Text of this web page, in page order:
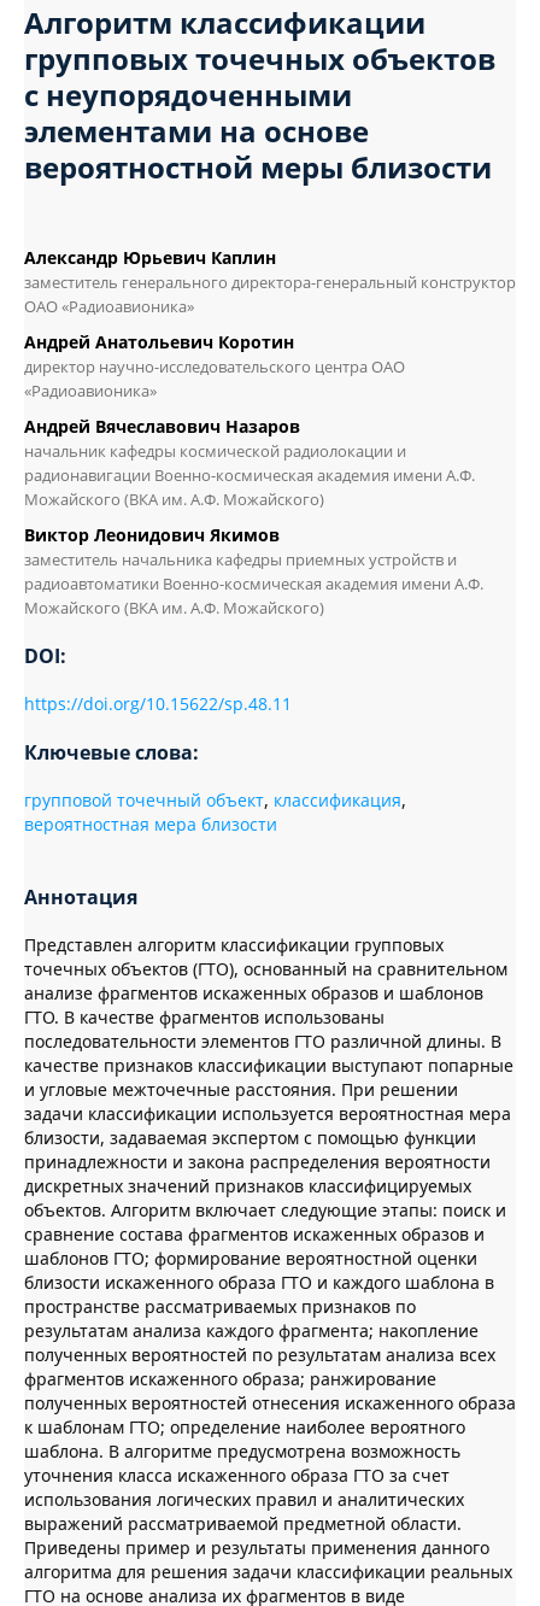
Алгоритм классификации
групповых точечных объектов
с неупорядоченными
элементами на основе
вероятностной меры близости
Александр Юрьевич Каплин
заместитель генерального директора-генеральный конструктор
ОАО «Радиоавионика»
Андрей Анатольевич Коротин
директор научно-исследовательского центра ОАО
«Радиоавионика»
Андрей Вячеславович Назаров
начальник кафедры космической радиолокации и
радионавигации Военно-космическая академия имени А.Ф.
Можайского (ВКА им. А.Ф. Можайского)
Виктор Леонидович Якимов
заместитель начальника кафедры приемных устройств и
радиоавтоматики Военно-космическая академия имени А.Ф.
Можайского (ВКА им. А.Ф. Можайского)
DOI:
https://doi.org/10.15622/sp.48.11
Ключевые слова:
групповой точечный объект, классификация,
вероятностная мера близости
Аннотация
Представлен алгоритм классификации групповых
точечных объектов (ГТО), основанный на сравнительном
анализе фрагментов искаженных образов и шаблонов
ГТО. В качестве фрагментов использованы
последовательности элементов ГТО различной длины. В
качестве признаков классификации выступают попарные
и угловые межточечные расстояния. При решении
задачи классификации используется вероятностная мера
близости, задаваемая экспертом с помощью функции
принадлежности и закона распределения вероятности
дискретных значений признаков классифицируемых
объектов. Алгоритм включает следующие этапы: поиск и
сравнение состава фрагментов искаженных образов и
шаблонов ГТО; формирование вероятностной оценки
близости искаженного образа ГТО и каждого шаблона в
пространстве рассматриваемых признаков по
результатам анализа каждого фрагмента; накопление
полученных вероятностей по результатам анализа всех
фрагментов искаженного образа; ранжирование
полученных вероятностей отнесения искаженного образа
к шаблонам ГТО; определение наиболее вероятного
шаблона. В алгоритме предусмотрена возможность
уточнения класса искаженного образа ГТО за счет
использования логических правил и аналитических
выражений рассматриваемой предметной области.
Приведены пример и результаты применения данного
алгоритма для решения задачи классификации реальных
ГТО на основе анализа их фрагментов в виде